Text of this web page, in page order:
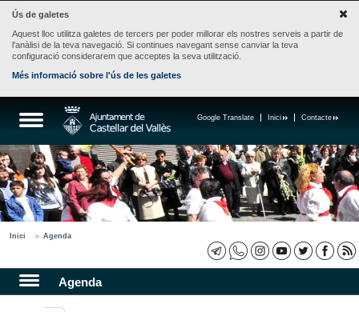
Ús de galetes
Aquest lloc utilitza galetes de tercers per poder millorar els nostres serveis a partir de
l'anàlisi de la teva navegació. Si continues navegant sense canviar la teva
configuració considerarem que acceptes la seva utilització.
Més informació sobre l'ús de les galetes
Contacte
Inici
Google Translate
Inici Agenda
Agenda